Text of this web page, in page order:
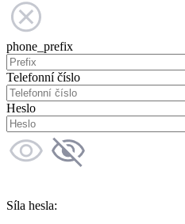
phone_prefix
Telefonní číslo
Heslo
Síla hesla: